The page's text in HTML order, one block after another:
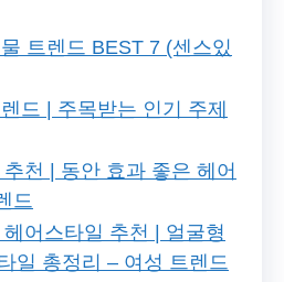
트렌드 BEST 7 (센스있
드 | 주목받는 인기 주제
천 | 동안 효과 좋은 헤어
드
어스타일 추천 | 얼굴형
일 총정리 – 여성 트렌드